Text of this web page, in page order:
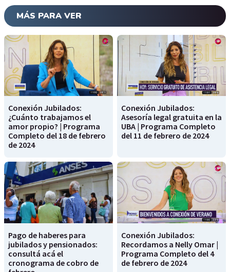
MÁS PARA VER
Conexión Jubilados:
¿Cuánto trabajamos el
amor propio? | Programa
Completo del 18 de febrero
de 2024
Conexión Jubilados:
Asesoría legal gratuita en la
UBA | Programa Completo
del 11 de febrero de 2024
Pago de haberes para
jubilados y pensionados:
consultá acá el
cronograma de cobro de
Conexión Jubilados:
Recordamos a Nelly Omar |
Programa Completo del 4
de febrero de 2024